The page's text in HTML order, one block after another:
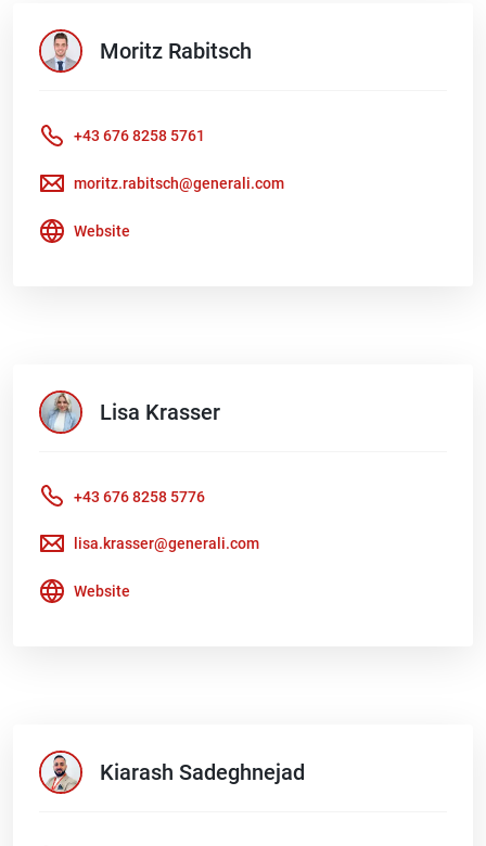
Moritz Rabitsch
+43 676 8258 5761
moritz.rabitsch@generali.com
Website
Lisa Krasser
+43 676 8258 5776
lisa.krasser@generali.com
Website
Kiarash Sadeghnejad